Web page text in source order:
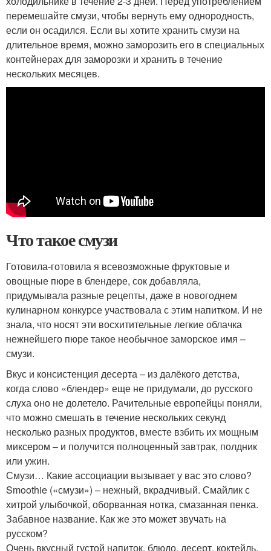
перемешайте смузи, чтобы вернуть ему однородность,
если он осадился. Если вы хотите хранить смузи на
длительное время, можно заморозить его в специальных
контейнерах для заморозки и хранить в течение
нескольких месяцев.
Что такое смузи
Готовила-готовила я всевозможные фруктовые и
овощные пюре в блендере, сок добавляла,
придумывала разные рецепты, даже в новогоднем
кулинарном конкурсе участвовала с этим напитком. И не
знала, что носят эти восхитительные легкие облачка
нежнейшего пюре такое необычное заморское имя –
смузи.
Вкус и консистенция десерта – из далёкого детства,
когда слово «блендер» еще не придумали, до русского
слуха оно не долетело. Рачительные европейцы поняли,
что можно смешать в течение нескольких секунд
несколько разных продуктов, вместе взбить их мощным
миксером – и получится полноценный завтрак, полдник
или ужин.
Смузи… Какие ассоциации вызывает у вас это слово?
Smoothie («смузи») – нежный, вкрадчивый. Смайлик с
хитрой улыбочкой, оборванная нотка, смазанная пенка.
Забавное название. Как же это может звучать на
русском?
Очень вкусный густой напиток, блюдо, десерт, коктейль,